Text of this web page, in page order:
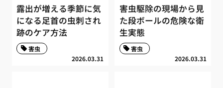
露出が増える季節に気
になる足首の虫刺され
跡のケア方法
2026.03.31
害虫
害虫駆除の現場から見
た段ボールの危険な衛
生実態
2026.03.31
害虫